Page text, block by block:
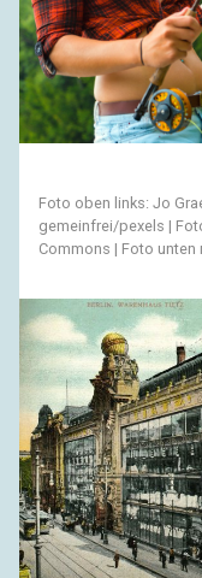
Foto oben links: Jo
gemeinfrei/pexels |
Commons | Foto